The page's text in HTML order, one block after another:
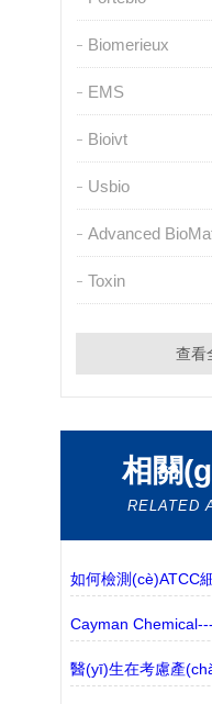
Biomerieux
EMS
Bioivt
Usbio
Advanced
Toxin
查看
相關
RELATED